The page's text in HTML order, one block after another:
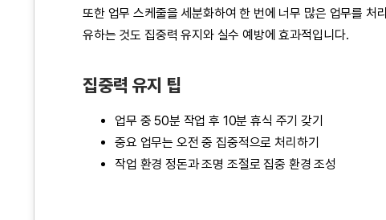
또한 업무 스케줄을 세분화하여 한 번에 너무 많은 업무를
유하는 것도 집중력 유지와 실수 예방에 효과적입니다.
집중력 유지 팁
업무 중 50분 작업 후 10분 휴식 주기 갖기
중요 업무는 오전 중 집중적으로 처리하기
작업 환경 정돈과 조명 조절로 집중 환경 조성